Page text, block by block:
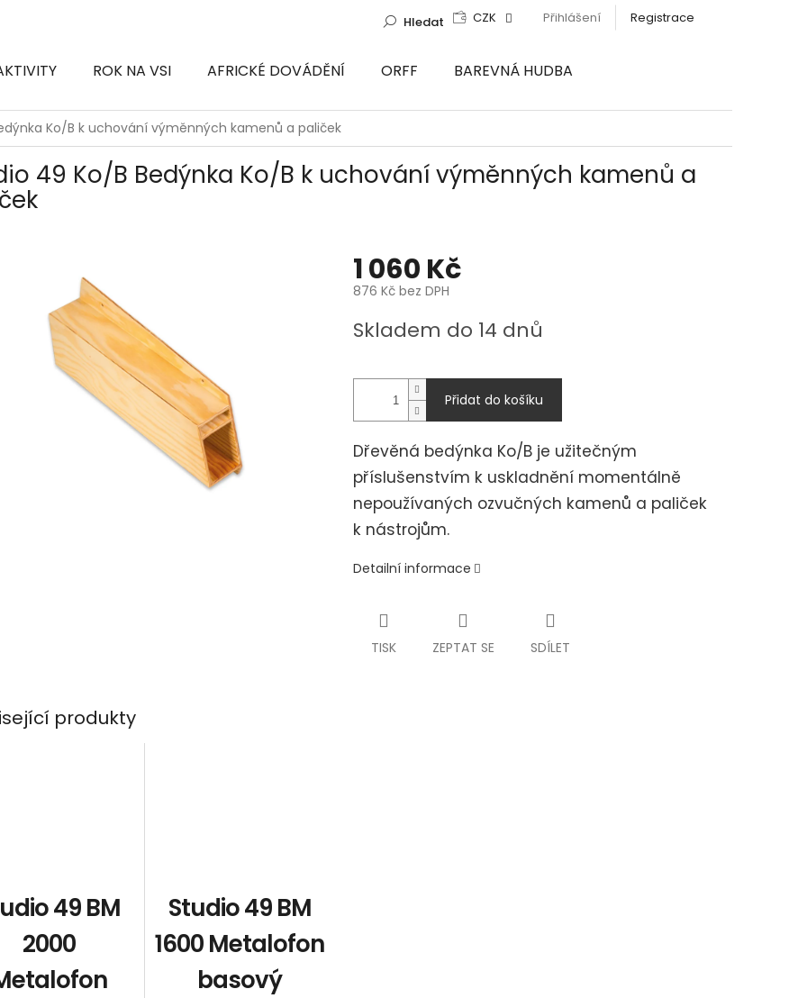
CZK Přihlášení Registrace
Hledat
ROK NA VSI AFRICKÉ DOVÁDĚNÍ ORFF
BAREVNÁ HUDBA
Ko/B k uchování výměnných kamenů a paliček
49 Ko/B Bedýnka Ko/B k uchování výměnných kamenů a
1 060 Kč
876 Kč bez DPH
cena:
Skladem do 14 dnů
Přidat do košíku
Dřevěná bedýnka Ko/B je užitečným
příslušenstvím k uskladnění momentálně
nepoužívaných ozvučných kamenů a paliček
k nástrojům.
Detailní informace
TISK ZEPTAT SE SDÍLET
produkty
49 BM
2000
Studio 49 BM
1600 Metalofon
basový